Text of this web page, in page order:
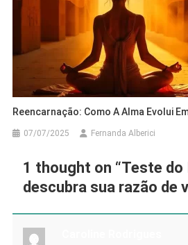
Reencarnação: Como A Alma Evolui
07/07/2025 Fernanda Alberici
1 thought on “Teste do
descubra sua razão de